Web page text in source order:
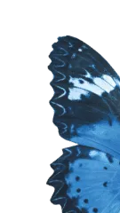
springen